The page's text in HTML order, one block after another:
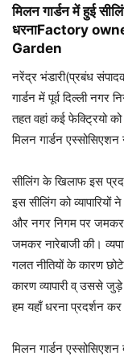
मिलन गार्डन में हुई
धरनाFactory
Garden
नरेंद्र भंडारी(प्रबंध
गार्डन में पूर्व दिल्ली नगर
तहत वहां कई फेक्ट्रियो
मिलन गार्डन
सीलिंग के खिलाफ इस
इस सीलिंग को
और नगर निगम पर जमकर
जमकर नारेबाजी की।
गलत नीतियों के कारण
कारण व्यापारी व् उससे
हम यहाँ धरना प्रदर्शन
मिलन गार्डन